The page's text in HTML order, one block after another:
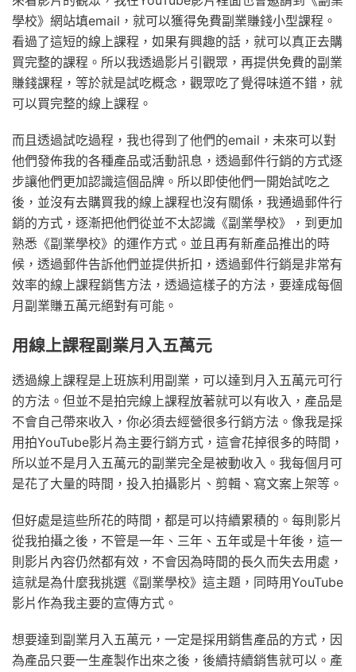
學校》網站填email，就可以獲得免費副業賺錢小型課程。
看過了這短的線上課程，如果有興趣的話，就可以真正去購
買完整的課程。所以我透過影片引觀眾，再提供免費的副業
賺錢課程，等於就是試吃概念，觀眾吃了覺得味道不錯，就
可以買完整的線上課程。
而且透過試吃過程，我也得到了他們的email，未來可以對
他們發佈我的各種產品或活動訊息，透過郵件行銷的方式逐
步讓他們更加認識這個品牌。所以即使他們一開始試吃之
後，並沒有去購買我的線上課程也沒有關係，我通過郵件行
銷的方式，逐漸把他們從並不太認識《副業學校》，到更加
熟悉《副業學校》的運作方式。並且再有新產品推出的時
候，透過郵件告訴他們並提供折扣，透過郵件行銷是非常有
效率的線上課程銷售方法，透過這樣子的方法，要達成每個
月副業賺五萬元絕對有可能。
用線上課程副業月入五萬元
透過線上課程是上班族利用副業，可以達到月入五萬元可行
的方法。但並不是拍完線上課程放著就可以有收入，產品是
不會自己帶來收入，你必須去經營很多行銷方法。像我是採
用拍YouTube影片為主要行銷方式，這會花掉很多的時間，
所以並不是月入五萬元的副業完全是被動收入。我每個月可
是花了大量的時間，投入拍攝影片、剪輯、寫文案上架等。
但好處是這些所花的時間，都是可以持續累積的。每則影片
從我拍攝之後，不管是一年、三年、五年或是十年後，這一
則影片內容仍然都有效，不會因為時間的長久而失去用處，
這就是為什麼我挑選《副業學校》這主題，同時用YouTube
影片作為我主要的宣傳方式。
想要達到副業月入五萬元，一定是採用銷售產品的方式，因
為產品只要一生產製作出來之後，後續持續銷售就可以。產